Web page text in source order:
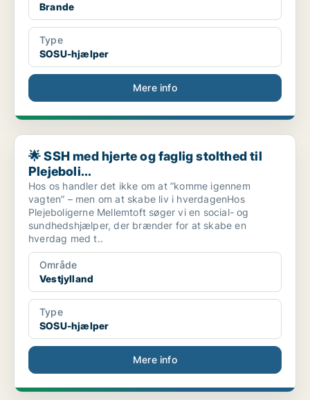
Brande
Type
SOSU-hjælper
Mere info
🌟 SSH med hjerte og faglig stolthed til Plejeboli...
🌟 SSH med hjerte og faglig stolthed til
Plejeboli...
Hos os handler det ikke om at ”komme igennem
vagten” – men om at skabe liv i hverdagenHos
Plejeboligerne Mellemtoft søger vi en social- og
sundhedshjælper, der brænder for at skabe en
hverdag med t..
Område
Vestjylland
Type
SOSU-hjælper
Mere info